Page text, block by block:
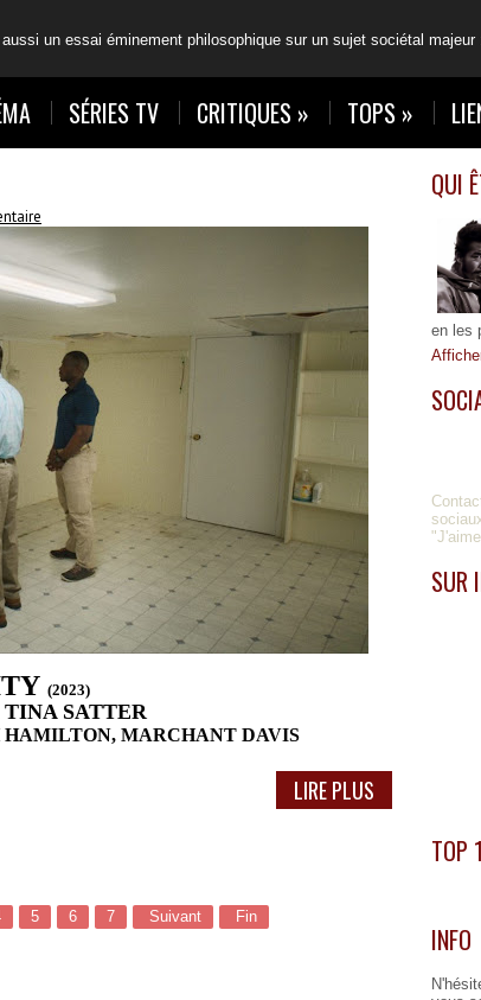
un essai éminement philosophique sur un sujet sociétal
SÉRIES TV CRITIQUES » TOPS »
(2023)
SATTER
HAMILTON, MARCHANT DAVIS
LIRE PLUS
5 6 7 Suivant Fin
QUI
en les
SUR
TOP
INFO